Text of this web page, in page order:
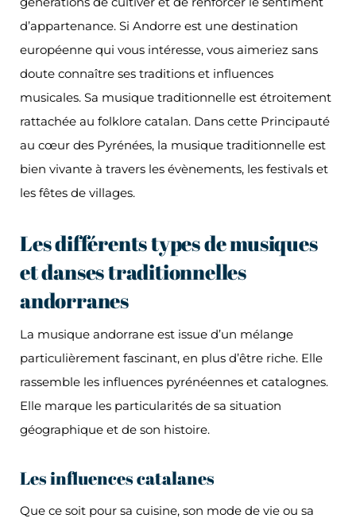
d’appartenance. Si Andorre est une destination
européenne qui vous intéresse, vous aimeriez sans
doute connaître ses traditions et influences
musicales. Sa musique traditionnelle est étroitement
rattachée au folklore catalan. Dans cette Principauté
au cœur des Pyrénées, la musique traditionnelle est
bien vivante à travers les évènements, les festivals et
les fêtes de villages.
Les différents types de musiques
et danses traditionnelles
andorranes
La musique andorrane est issue d’un mélange
particulièrement fascinant, en plus d’être riche. Elle
rassemble les influences pyrénéennes et catalognes.
Elle marque les particularités de sa situation
géographique et de son histoire.
Les influences catalanes
Que ce soit pour sa cuisine, son mode de vie ou sa